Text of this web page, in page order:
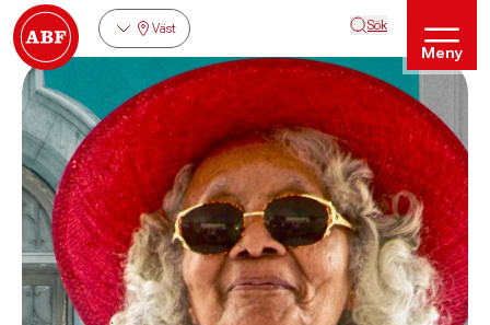
Väst Sök
Meny